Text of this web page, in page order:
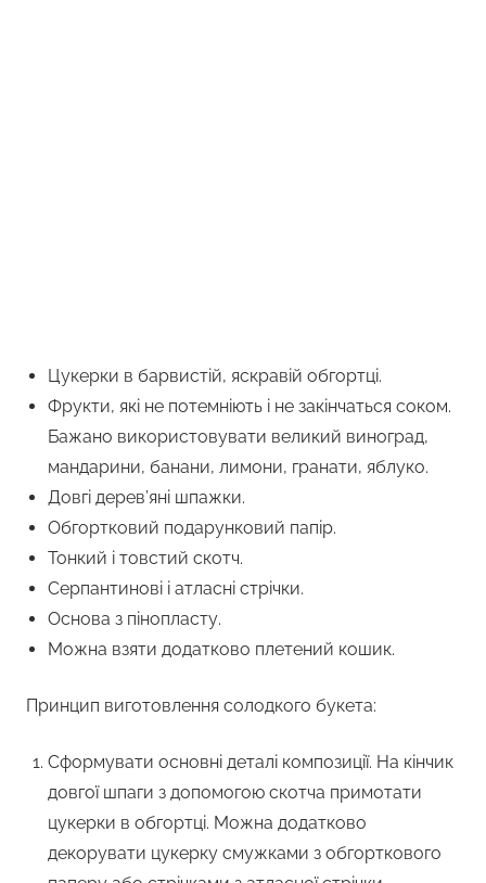
Цукерки в барвистій, яскравій обгортці.
Фрукти, які не потемніють і не закінчаться соком.
Бажано використовувати великий виноград,
мандарини, банани, лимони, гранати, яблуко.
Довгі дерев’яні шпажки.
Обгортковий подарунковий папір.
Тонкий і товстий скотч.
Серпантинові і атласні стрічки.
Основа з пінопласту.
Можна взяти додатково плетений кошик.
Принцип виготовлення солодкого букета:
Сформувати основні деталі композиції. На кінчик
довгої шпаги з допомогою скотча примотати
цукерки в обгортці. Можна додатково
декорувати цукерку смужками з обгорткового